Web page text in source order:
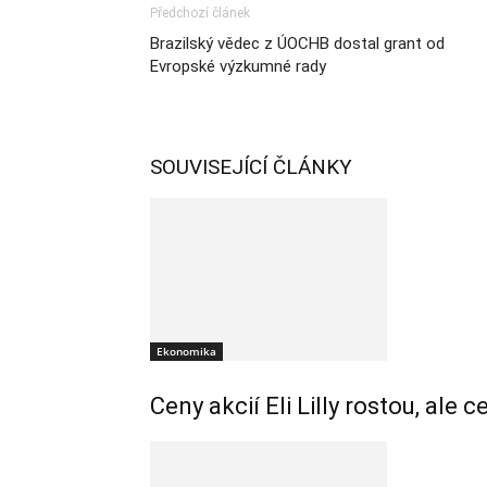
Předchozí článek
Brazilský vědec z ÚOCHB dostal grant od
Evropské výzkumné rady
SOUVISEJÍCÍ ČLÁNKY
Ekonomika
Ceny akcií Eli Lilly rostou, ale